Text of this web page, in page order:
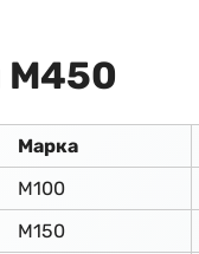
М450
Марка
М100
М150